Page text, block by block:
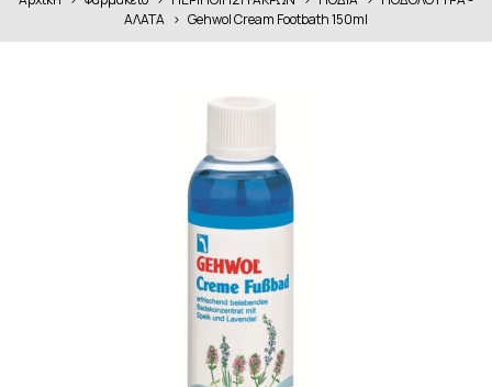
ΑΛΑΤΑ > Gehwol Cream Footbath 150ml